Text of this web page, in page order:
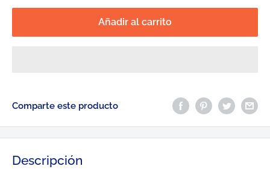
venta
Añadir al carrito
Comparte este producto
Descripción